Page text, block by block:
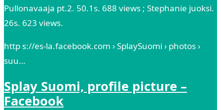
Pullonavaaja pt.2. 50.1s. 688 views ; Stephanie juoksi.
26s. 623 views.
http s://es-la.facebook.com › SplaySuomi › photos ›
suu…
Splay Suomi, profile picture –
Facebook